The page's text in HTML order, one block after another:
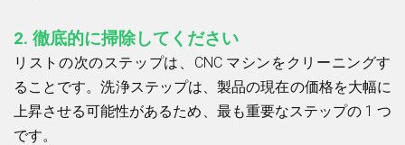
2. 徹底的に掃除してください
リストの次のステップは、CNC マシンをクリーニングす
ることです。洗浄ステップは、製品の現在の価格を大幅に
上昇させる可能性があるため、最も重要なステップの 1 つ
です。